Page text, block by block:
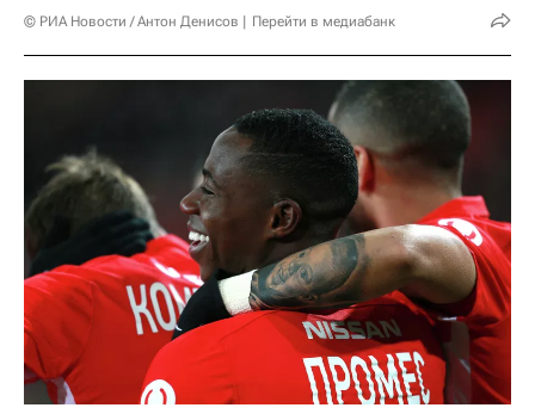
© РИА Новости / Антон Денисов Перейти в медиабанк